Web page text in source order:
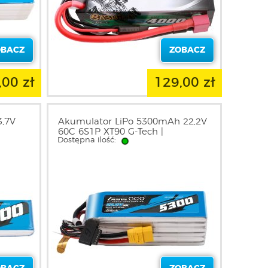
zł
ZOBACZ
129,00 zł
Akumulator LiPo 5300mAh 22,2V
60C 6S1P XT90 G-Tech |
GEA536S60X9GT GENS ACE
Dostępna ilość: